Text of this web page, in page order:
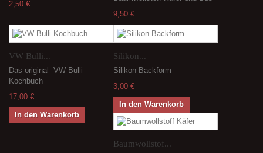
2,50 €
9,50 €
VW Bulli...
Das original VW Bulli
Kochbuch
17,00 €
In den Warenkorb
Silikon...
Silikon Backform
3,00 €
In den Warenkorb
Baumwollstof...